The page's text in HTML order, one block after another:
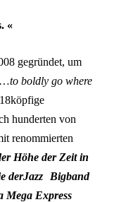
«
gegründet, um
…to boldly go where
hunderten von
renommierten
Höhe der Zeit in
derJazz Bigband
Mega Express